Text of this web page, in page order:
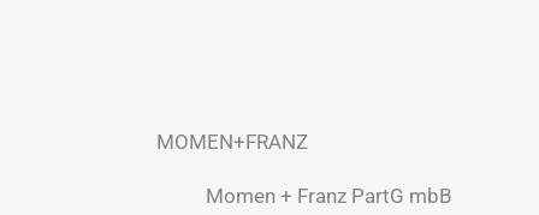
MOMEN+FRANZ
Momen + Franz PartG mbB